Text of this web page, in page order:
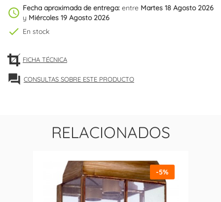
schedule Fecha aproximada de entrega: entre Martes 18 Agosto 2026
y Miércoles 19 Agosto 2026
check En stock
FICHA TÉCNICA
forum CONSULTAS SOBRE ESTE PRODUCTO
RELACIONADOS
-5%